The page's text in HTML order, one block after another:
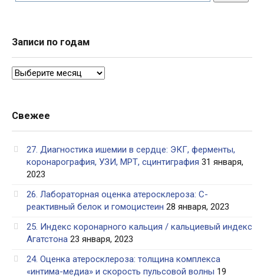
Записи по годам
Записи
Свежее
27. Диагностика ишемии в сердце: ЭКГ, ферменты,
коронарография, УЗИ, МРТ, сцинтиграфия 31 января,
2023
26. Лабораторная оценка атеросклероза: С-
реактивный белок и гомоцистеин 28 января, 2023
25. Индекс коронарного кальция / кальциевый индекс
Агатстона 23 января, 2023
24. Оценка атеросклероза: толщина комплекса
«интима-медиа» и скорость пульсовой волны 19